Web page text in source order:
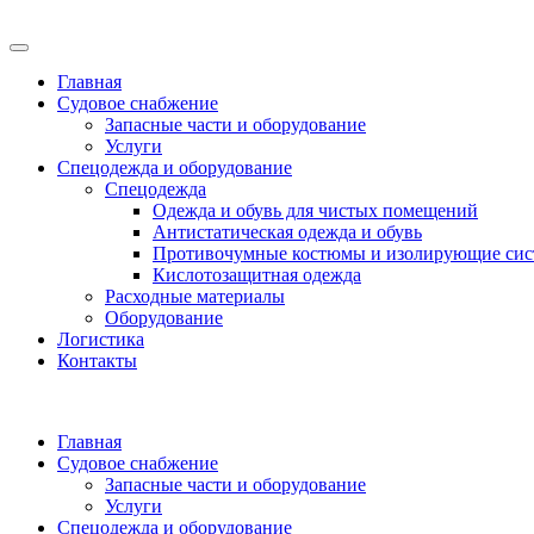
Главная
Судовое снабжение
Запасные части и оборудование
Услуги
Спецодежда и оборудование
Спецодежда
Одежда и обувь для чистых помещений
Антистатическая одежда и обувь
Противочумные костюмы и изолирующие
Кислотозащитная одежда
Расходные материалы
Оборудование
Логистика
Контакты
Главная
Судовое снабжение
Запасные части и оборудование
Услуги
Спецодежда и оборудование